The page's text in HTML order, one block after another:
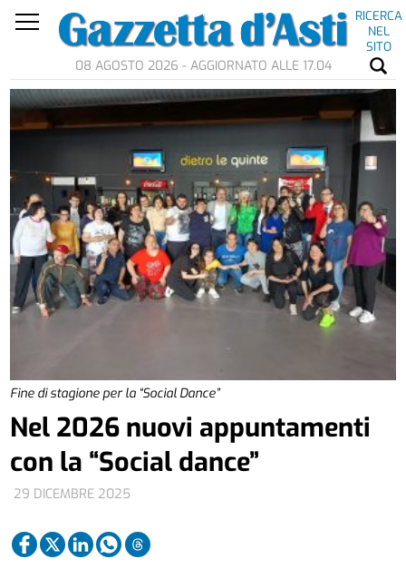
RICERCA
NEL
SITO
08 AGOSTO 2026 - AGGIORNATO ALLE 17.04
Fine di stagione per la “Social Dance”
29 DICEMBRE 2025
Nel 2026 nuovi appuntamenti
con la “Social dance”